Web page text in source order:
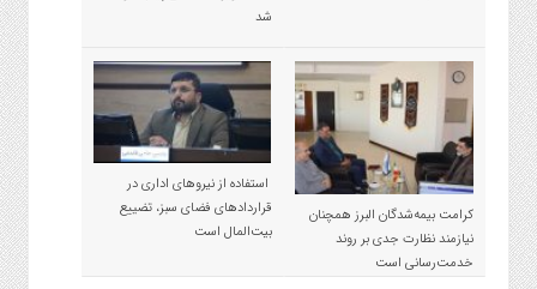
شد
کرامت بیمه‌شدگان البرز همچنان
نیازمند نظارت جدی بر روند
خدمت‌رسانی است
استفاده از نیروهای اداری در
قراردادهای فضای سبز، تضییع
بیت‌المال است